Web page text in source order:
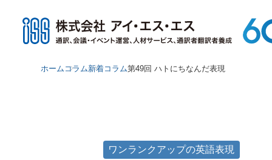
ホーム コラム新着コラム第49回 ハトにちなんだ表現
ワンランクアップの英語表現